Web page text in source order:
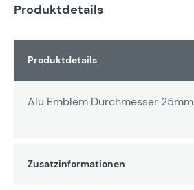
Produktdetails
Produktdetails
Alu Emblem Durchmesser 25mm
Zusatzinformationen